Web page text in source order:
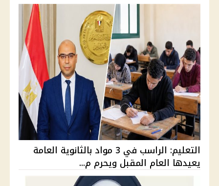
التعليم: الراسب في 3 مواد بالثانوية العامة
يعيدها العام المقبل ويحرم م...